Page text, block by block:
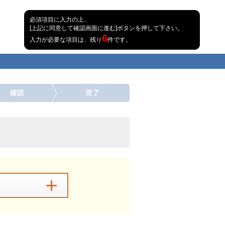
必須項目に入力の上、
[上記に同意して確認画面に進む]ボタンを押して下さい。
入力が必要な項目は、残り 6件です。